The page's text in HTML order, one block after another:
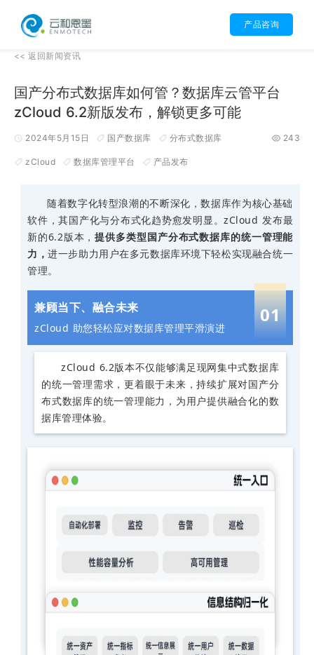
产品咨询
<< 返回新闻资讯
国产分布式数据库如何管？数据库云管平台
zCloud 6.2新版发布，解锁更多可能
2024年5月15日 国产数据库 分布式数据库
zCloud 数据库管理平台 产品发布
243
随着数字化转型浪潮的不断深化，数据库作为核心基础
软件，其国产化与分布式化趋势愈发明显。zCloud 发布最
新的6.2版本，提供多类型国产分布式数据库的统一管理能
力，进一步助力用户在多元数据库环境下轻松实现融合统一
管理。
兼顾当下、融合未来
zCloud 助您轻松应对数据库管理平滑演进
01
zCloud 6.2版本不仅能够满足现网集中式数据库
的统一管理需求，更着眼于未来，持续扩展对国产分
布式数据库的统一管理能力，为用户提供融合化的数
据库管理体验。